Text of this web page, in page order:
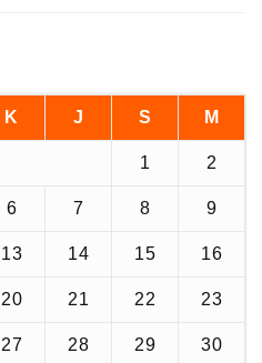
K J S M
1 2
6 7 8 9
13 14 15 16
20 21 22 23
27 28 29 30